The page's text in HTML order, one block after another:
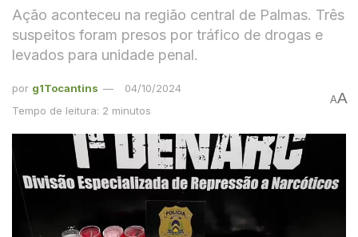
Ação aconteceu na região central de Palmas. Três
suspeitos foram presos por tráfico de drogas e
levados para unidade penal.
por g1Tocantins
04/10/2024
Tempo de leitura: 2 minutos
AA